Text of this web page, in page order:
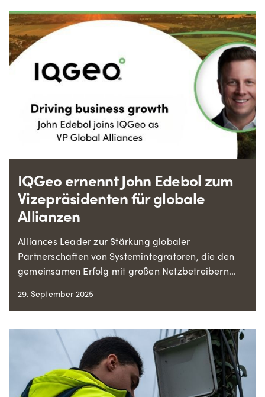
IQGeo ernennt John Edebol zum
Vizepräsidenten für globale
Allianzen
Alliances Leader zur Stärkung globaler
Partnerschaften von Systemintegratoren, die den
gemeinsamen Erfolg mit großen Netzbetreibern...
29. September 2025